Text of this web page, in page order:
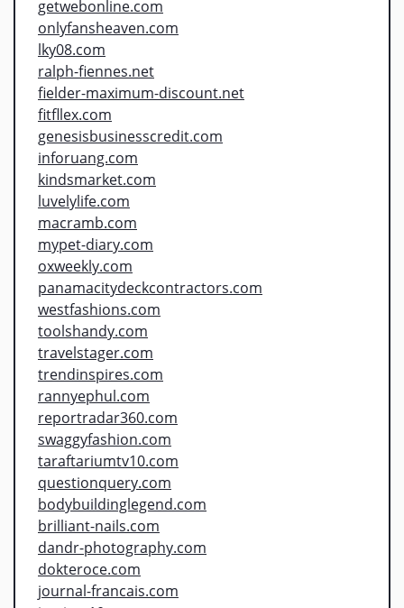
getwebonline.com
onlyfansheaven.com
lky08.com
ralph-fiennes.net
fielder-maximum-discount.net
fitfllex.com
genesisbusinesscredit.com
inforuang.com
kindsmarket.com
luvelylife.com
macramb.com
mypet-diary.com
oxweekly.com
panamacitydeckcontractors.com
westfashions.com
toolshandy.com
travelstager.com
trendinspires.com
rannyephul.com
reportradar360.com
swaggyfashion.com
taraftariumtv10.com
questionquery.com
bodybuildinglegend.com
brilliant-nails.com
dandr-photography.com
dokteroce.com
journal-francais.com